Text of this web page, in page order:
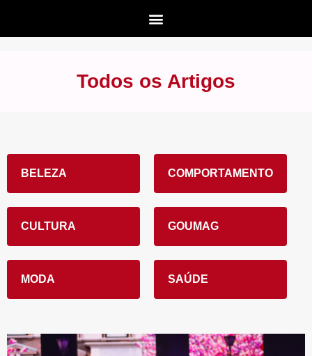
Todos os Artigos
BELEZA COMPORTAMENTO
CULTURA GOUMAG
MODA SAÚDE